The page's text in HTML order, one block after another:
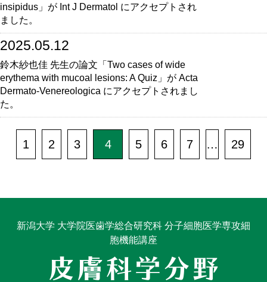
insipidus」が Int J Dermatol にアクセプトされ
ました。
2025.05.12
鈴木紗也佳 先生の論文「Two cases of wide
erythema with mucoal lesions: A Quiz」が Acta
Dermato-Venereologica にアクセプトされまし
た。
1 2 3 4 5 6 7 … 29
新潟大学 大学院医歯学総合研究科 分子細胞医学専攻細
胞機能講座